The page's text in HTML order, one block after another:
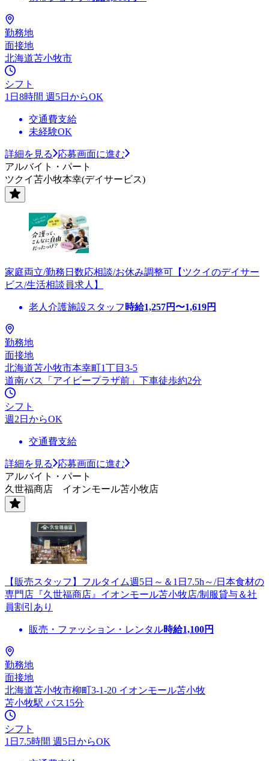
勤務地
面接地
北海道苫小牧市
シフト
1日8時間 週5日からOK
交通費支給
未経験OK
詳細を見る
応募画面に進む
アルバイト・パート
ツクイ苫小牧本幸(デイサービス)
家庭両立/勤務日数応相談/お休み調整可【ツクイのデイサー
ビス/生活相談員求人】
老人介護施設スタッフ 時給1,257円〜1,619円
勤務地
面接地
北海道苫小牧市本幸町1丁目3-5
道南バス「アイビープラザ前」下車徒歩約2分
シフト
週2日からOK
交通費支給
詳細を見る
応募画面に進む
アルバイト・パート
久世福商店 イオンモール苫小牧店
【販売スタッフ】フルタイム週5日～＆1日7.5h～/日本食材の
専門店『久世福商店』イオンモール苫小牧店/制服貸与＆社
員割引あり
販売・ファッション・レンタル時給1,100円
勤務地
面接地
北海道苫小牧市柳町3-1-20 イオンモール苫小牧
苫小牧駅 バス15分
シフト
1日7.5時間 週5日からOK